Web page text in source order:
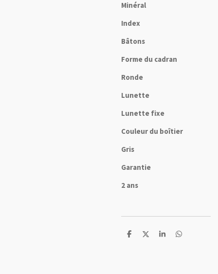
Minéral
Index
Bâtons
Forme du cadran
Ronde
Lunette
Lunette fixe
Couleur du boîtier
Gris
Garantie
2 ans
P
P
P
P